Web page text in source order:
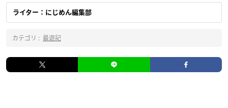
ライター：にじめん編集部
カテゴリ : 最遊記